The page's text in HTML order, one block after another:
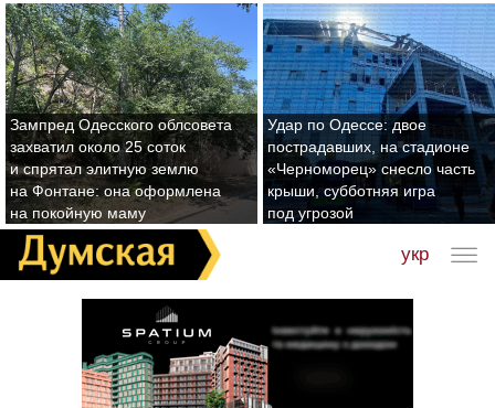
Зампред Одесского облсовета
захватил около 25 соток
и спрятал элитную землю
на Фонтане: она оформлена
на покойную маму
Удар по Одессе: двое
пострадавших, на стадионе
«Черноморец» снесло часть
крыши, субботняя игра
под угрозой
укр